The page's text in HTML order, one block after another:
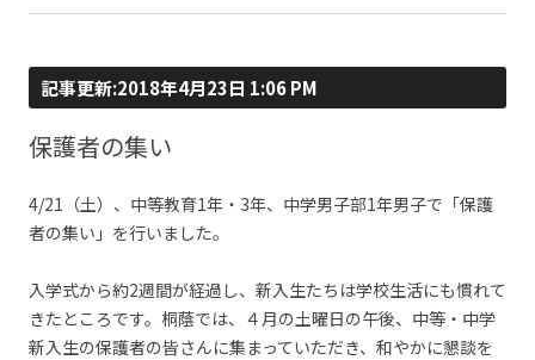
記事更新:2018年4月23日 1:06 PM
保護者の集い
4/21（土）、中等教育1年・3年、中学男子部1年男子で「保護
者の集い」を行いました。
入学式から約2週間が経過し、新入生たちは学校生活にも慣れて
きたところです。桐蔭では、４月の土曜日の午後、中等・中学
新入生の保護者の皆さんに集まっていただき、和やかに懇談を